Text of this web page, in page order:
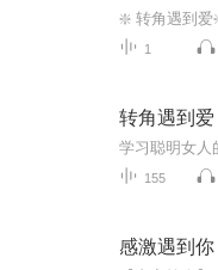
1
转角遇到爱
155
感激遇到你